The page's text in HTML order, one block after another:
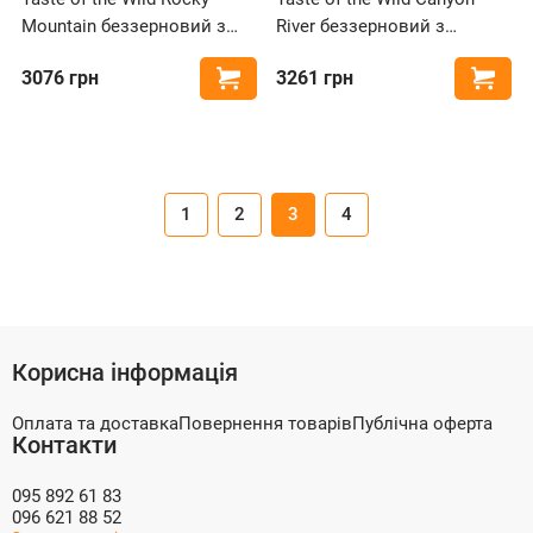
Mountain беззерновий з
олениною та лососем для
котів
3076 грн Купити
River беззерновий з
фореллю та лососем для
котів
3261 грн
1 2 3 4
Корисна інформація
Оплата та доставкаПовернення товарівПублічна оферта
Контакти
095 892 61 83
096 621 88 52